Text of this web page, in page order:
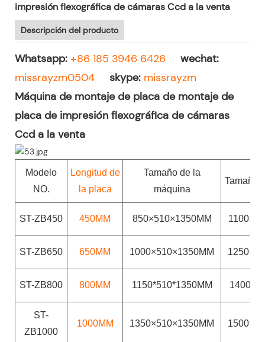
impresión flexográfica de cámaras Ccd a la venta
Descripción del producto
Whatsapp: +86 185 3946 6426
wechat:
missrayzm0504
skype: missrayzm
Máquina de montaje de placa de montaje de
placa de impresión flexográfica de cámaras
Ccd a la venta
Modelo
NO.
Longitud de
la placa
Tamaño de la
máquina
Tamaño
ST-ZB450 450MM 850×510×1350MM
ST-ZB650 650MM 1000×510×1350MM
ST-ZB800 800MM 1150*510*1350MM
ST-
ZB1000
1000MM 1350×510×1350MM